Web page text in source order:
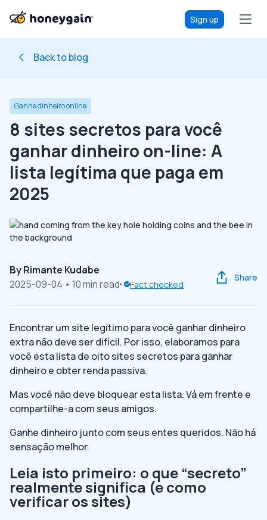
Sign up
Back to blog
Ganhe dinheiro online
8 sites secretos para você
ganhar dinheiro on-line: A
lista legítima que paga em
2025
ByRimante Kudabe
2025-09-04 • 10 min read Fact checked
Share
Encontrar um site legítimo para você ganhar dinheiro
extra não deve ser difícil. Por isso, elaboramos para
você esta lista de oito sites secretos para ganhar
dinheiro e obter renda passiva.
Mas você não deve bloquear esta lista. Vá em frente e
compartilhe-a com seus amigos.
Ganhe dinheiro junto com seus entes queridos. Não há
sensação melhor.
Leia isto primeiro: o que “secreto”
realmente significa (e como
verificar os sites)